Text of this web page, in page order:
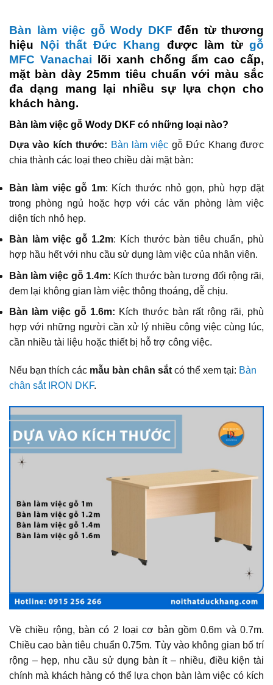
Bàn làm việc gỗ Wody DKF đến từ thương
hiệu Nội thất Đức Khang được làm từ gỗ
MFC Vanachai lõi xanh chống ẩm cao cấp,
mặt bàn dày 25mm tiêu chuẩn với màu sắc
đa dạng mang lại nhiều sự lựa chọn cho
khách hàng.
Bàn làm việc gỗ Wody DKF có những loại nào?
Dựa vào kích thước: Bàn làm việc gỗ Đức Khang được
chia thành các loại theo chiều dài mặt bàn:
Bàn làm việc gỗ 1m: Kích thước nhỏ gọn, phù hợp đặt
trong phòng ngủ hoặc hợp với các văn phòng làm việc
diện tích nhỏ hẹp.
Bàn làm việc gỗ 1.2m: Kích thước bàn tiêu chuẩn, phù
hợp hầu hết với nhu cầu sử dụng làm việc của nhân viên.
Bàn làm việc gỗ 1.4m: Kích thước bàn tương đối rộng rãi,
đem lại không gian làm việc thông thoáng, dễ chịu.
Bàn làm việc gỗ 1.6m: Kích thước bàn rất rộng rãi, phù
hợp với những người cần xử lý nhiều công việc cùng lúc,
cần nhiều tài liệu hoặc thiết bị hỗ trợ công việc.
Nếu bạn thích các mẫu bàn chân sắt có thể xem tại: Bàn
chân sắt IRON DKF.
Về chiều rộng, bàn có 2 loại cơ bản gồm 0.6m và 0.7m.
Chiều cao bàn tiêu chuẩn 0.75m. Tùy vào không gian bố trí
rộng – hẹp, nhu cầu sử dụng bàn ít – nhiều, điều kiện tài
chính mà khách hàng có thể lựa chọn bàn làm việc có kích